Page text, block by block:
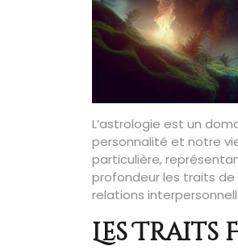
L’astrologie est un
personnalité et notre
particulière,
profondeur les traits de
relations
Les Traits